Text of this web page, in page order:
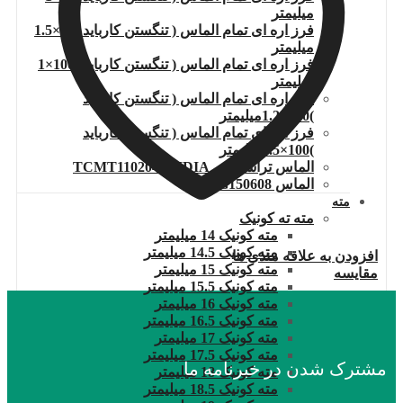
میلیمتر
فرز اره ای تمام الماس ( تنگستن کارباید )80×1.5
میلیمتر
فرز اره ای تمام الماس ( تنگستن کارباید )100×1
میلیمتر
فرز اره ای تمام الماس ( تنگستن کارباید
)100×1.2میلیمتر
فرز اره ای تمام الماس ( تنگستن کارباید
)100×1.5میلیمتر
الماس تراشکاری TCMT110204.WIDIA
الماس DNMG150608
مته
مته ته کونیک
مته کونیک 14 میلیمتر
مته کونیک 14.5 میلیمتر
مته کونیک 15 میلیمتر
مته کونیک 15.5 میلیمتر
مته کونیک 16 میلیمتر
مته کونیک 16.5 میلیمتر
مته کونیک 17 میلیمتر
مته کونیک 17.5 میلیمتر
مته کونیک 18 میلیمتر
مته کونیک 18.5 میلیمتر
افزودن به علاقه مندی ها
مقایسه
مشترک شدن در خبرنامه ما